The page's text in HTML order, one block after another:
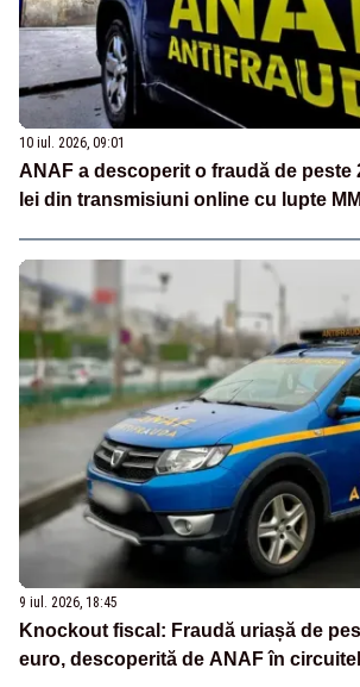
10 iul. 2026, 09:01
ANAF a descoperit o fraudă de peste
lei din transmisiuni online cu lupte
9 iul. 2026, 18:45
Knockout fiscal: Fraudă uriașă de
euro, descoperită de ANAF în